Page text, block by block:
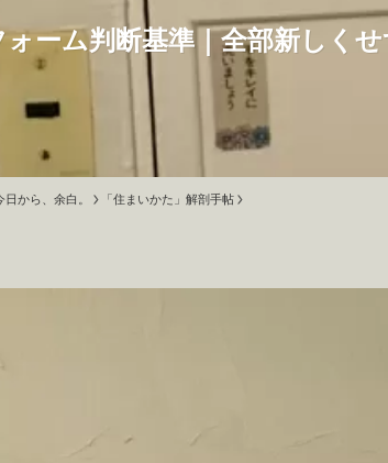
ーム判断基準｜全部新しく
日から、余白。 「住まいかた」解剖手帖